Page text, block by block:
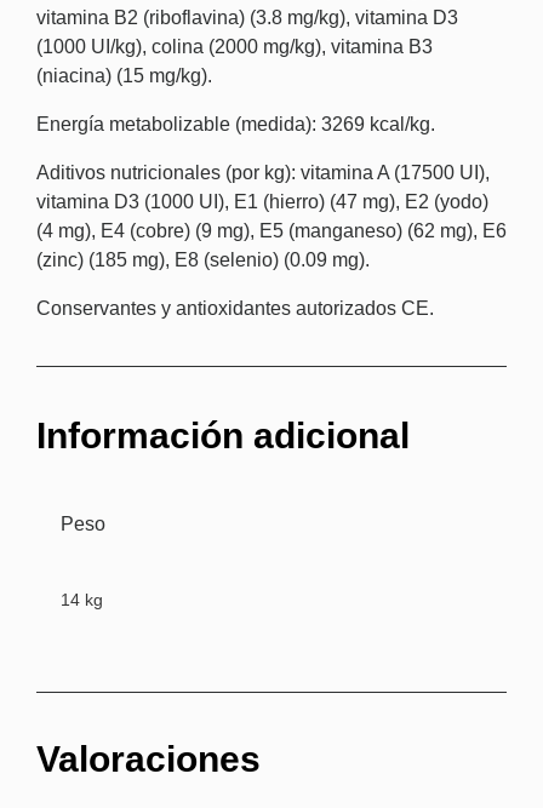
vitamina B2 (riboflavina) (3.8 mg/kg), vitamina D3
(1000 UI/kg), colina (2000 mg/kg), vitamina B3
(niacina) (15 mg/kg).
Energía metabolizable (medida): 3269 kcal/kg.
Aditivos nutricionales (por kg): vitamina A (17500 UI),
vitamina D3 (1000 UI), E1 (hierro) (47 mg), E2 (yodo)
(4 mg), E4 (cobre) (9 mg), E5 (manganeso) (62 mg), E6
(zinc) (185 mg), E8 (selenio) (0.09 mg).
Conservantes y antioxidantes autorizados CE.
Información adicional
Peso
14 kg
Valoraciones